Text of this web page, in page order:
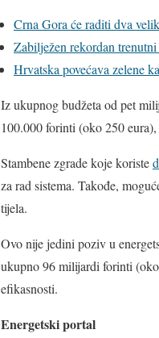
Crna Gora će raditi dva
Zabilježen rekordan
Hrvatska povećava zelene
Iz ukupnog budžeta od pet
100.000 forinti (oko 250
Stambene zgrade koje koriste
za rad sistema. Takođe,
tijela.
Ovo nije jedini poziv u
ukupno 96 milijardi forinti
efikasnosti.
Energetski portal